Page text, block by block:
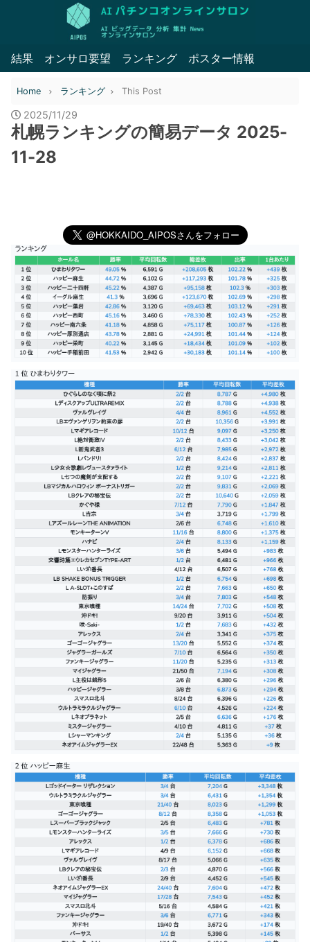
結果 オンサロ要望 ランキング ポスター情報
Home ランキング This Post
2025/11/29
札幌ランキングの簡易データ 2025-
11-28